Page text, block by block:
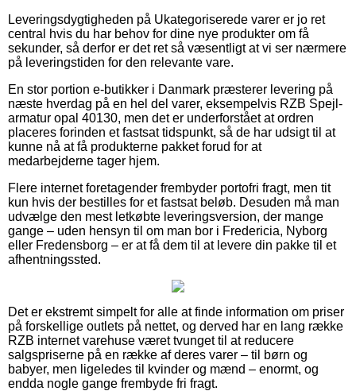
Leveringsdygtigheden på Ukategoriserede varer er jo ret
central hvis du har behov for dine nye produkter om få
sekunder, så derfor er det ret så væsentligt at vi ser nærmere
på leveringstiden for den relevante vare.
En stor portion e-butikker i Danmark præsterer levering på
næste hverdag på en hel del varer, eksempelvis RZB Spejl-
armatur opal 40130, men det er underforstået at ordren
placeres forinden et fastsat tidspunkt, så de har udsigt til at
kunne nå at få produkterne pakket forud for at
medarbejderne tager hjem.
Flere internet foretagender frembyder portofri fragt, men tit
kun hvis der bestilles for et fastsat beløb. Desuden må man
udvælge den mest letkøbte leveringsversion, der mange
gange – uden hensyn til om man bor i Fredericia, Nyborg
eller Fredensborg – er at få dem til at levere din pakke til et
afhentningssted.
Det er ekstremt simpelt for alle at finde information om priser
på forskellige outlets på nettet, og derved har en lang række
RZB internet varehuse været tvunget til at reducere
salgspriserne på en række af deres varer – til børn og
babyer, men ligeledes til kvinder og mænd – enormt, og
endda nogle gange frembyde fri fragt.